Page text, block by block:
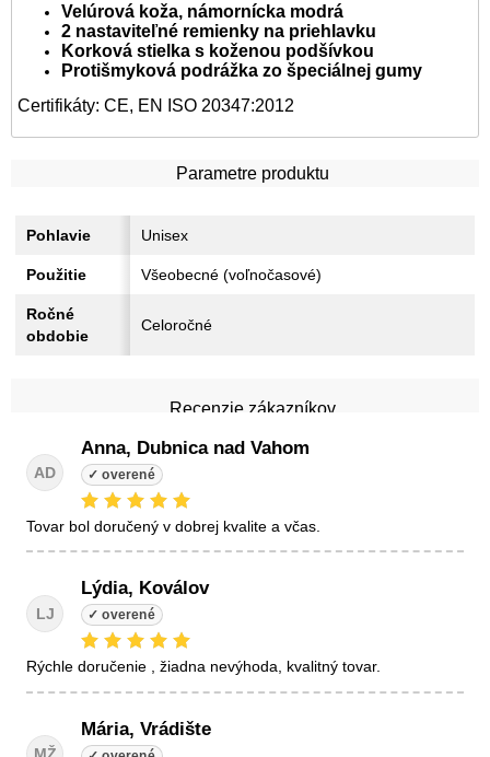
Recenzie zákazníkov
AD
Anna, Dubnica nad Vahom
tovar bol doručený v dobrej kvalite a včas.
LJ
Lýdia, Koválov
Rýchle doručenie , žiadna nevýhoda, kvalitný tovar.
Mária, Vrádište
Velúrová koža, námornícka modrá
2 nastaviteľné remienky na priehlavku
Korková stielka s koženou podšívkou
Protišmyková podrážka zo špeciálnej gumy
Certifikáty: CE, EN ISO 20347:2012
Parametre produktu
Pohlavie Unisex
Použitie Všeobecné (voľnočasové)
Ročné
obdobie
Celoročné